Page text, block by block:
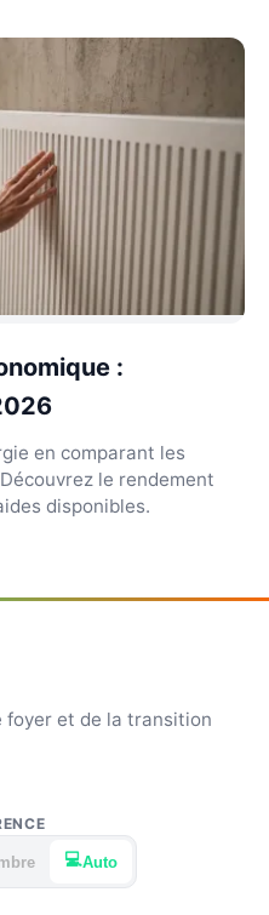
:
en comparant les
le rendement
disponibles.
et de la transition
💻Auto